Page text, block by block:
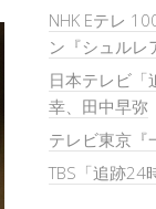
NHK Eテレ
ン『シュルレ
日本テレビ「
幸、田中早弥
テレビ東京『
TBS「追跡24